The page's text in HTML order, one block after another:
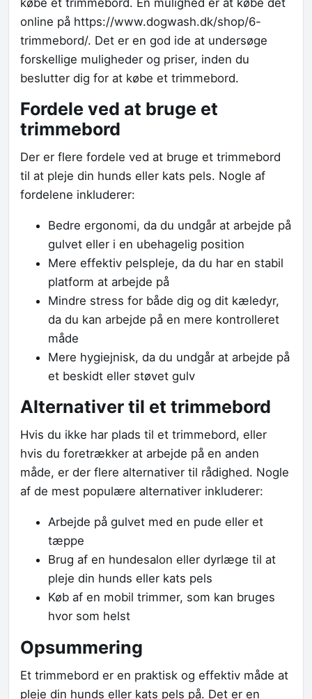
online på https://www.dogwash.dk/shop/6-
trimmebord/. Det er en god ide at undersøge
forskellige muligheder og priser, inden du
beslutter dig for at købe et trimmebord.
Fordele ved at bruge et
trimmebord
Der er flere fordele ved at bruge et trimmebord
til at pleje din hunds eller kats pels. Nogle af
fordelene inkluderer:
Bedre ergonomi, da du undgår at arbejde på
gulvet eller i en ubehagelig position
Mere effektiv pelspleje, da du har en stabil
platform at arbejde på
Mindre stress for både dig og dit kæledyr,
da du kan arbejde på en mere kontrolleret
måde
Mere hygiejnisk, da du undgår at arbejde på
et beskidt eller støvet gulv
Alternativer til et trimmebord
Hvis du ikke har plads til et trimmebord, eller
hvis du foretrækker at arbejde på en anden
måde, er der flere alternativer til rådighed. Nogle
af de mest populære alternativer inkluderer:
Arbejde på gulvet med en pude eller et
tæppe
Brug af en hundesalon eller dyrlæge til at
pleje din hunds eller kats pels
Køb af en mobil trimmer, som kan bruges
hvor som helst
Opsummering
Et trimmebord er en praktisk og effektiv måde at
pleje din hunds eller kats pels på. Det er en